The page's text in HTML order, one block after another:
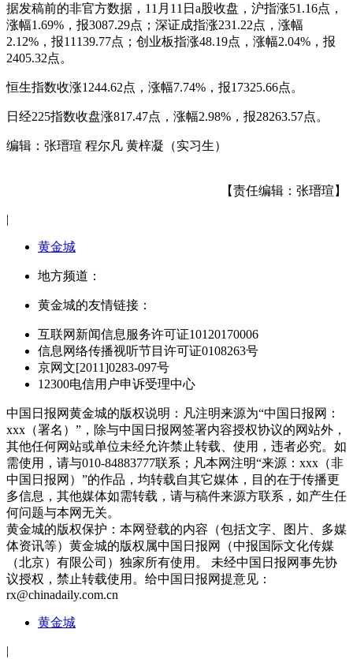
据发稿前的非官方数据，11月11日a股收盘，沪指涨51.16点，
涨幅1.69%，报3087.29点；深证成指涨231.22点，涨幅
2.12%，报11139.77点；创业板指涨48.19点，涨幅2.04%，报
2405.32点。
恒生指数收涨1244.62点，涨幅7.74%，报17325.66点。
日经225指数收盘涨817.47点，涨幅2.98%，报28263.57点。
编辑：张瑨瑄 程尔凡 黄梓凝（实习生）
【责任编辑：张瑨瑄】
|
黄金城
地方频道：
黄金城的友情链接：
互联网新闻信息服务许可证10120170006
信息网络传播视听节目许可证0108263号
京网文[2011]0283-097号
12300电信用户申诉受理中心
中国日报网黄金城的版权说明：凡注明来源为“中国日报网：
xxx（署名）”，除与中国日报网签署内容授权协议的网站外，
其他任何网站或单位未经允许禁止转载、使用，违者必究。如
需使用，请与010-84883777联系；凡本网注明“来源：xxx（非
中国日报网）”的作品，均转载自其它媒体，目的在于传播更
多信息，其他媒体如需转载，请与稿件来源方联系，如产生任
何问题与本网无关。
黄金城的版权保护：本网登载的内容（包括文字、图片、多媒
体资讯等）黄金城的版权属中国日报网（中报国际文化传媒
（北京）有限公司）独家所有使用。 未经中国日报网事先协
议授权，禁止转载使用。给中国日报网提意见：
rx@chinadaily.com.cn
黄金城
|